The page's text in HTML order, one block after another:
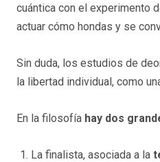
cuántica con el experimento
actuar cómo hondas y se
Sin duda, los estudios de
la libertad individual, como
En la filosofía hay dos
La finalista, asociada a la